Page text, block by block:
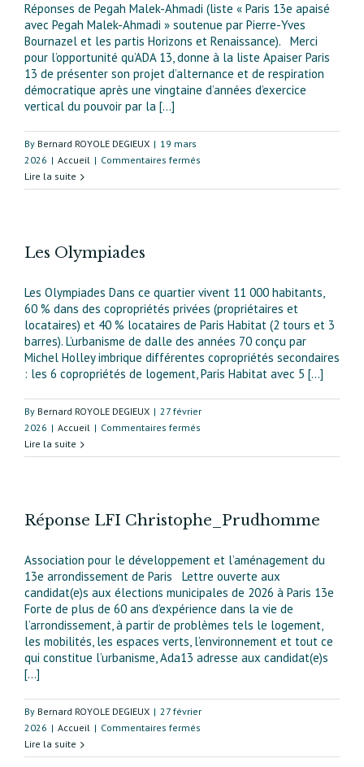
Réponses de Pegah Malek-Ahmadi (liste « Paris 13e apaisé
avec Pegah Malek-Ahmadi » soutenue par Pierre-Yves
Bournazel et les partis Horizons et Renaissance). Merci
pour l’opportunité qu’ADA 13, donne à la liste Apaiser Paris
13 de présenter son projet d’alternance et de respiration
démocratique après une vingtaine d’années d’exercice
vertical du pouvoir par la [...]
By Bernard ROYOLE DEGIEUX | 19 mars
2026 | Accueil | Commentaires fermés
Pegah
Lire la suite
Les Olympiades
Les Olympiades Dans ce quartier vivent 11 000 habitants,
60 % dans des copropriétés privées (propriétaires et
locataires) et 40 % locataires de Paris Habitat (2 tours et 3
barres). L’urbanisme de dalle des années 70 conçu par
Michel Holley imbrique différentes copropriétés secondaires
: les 6 copropriétés de logement, Paris Habitat avec 5 [...]
By Bernard ROYOLE DEGIEUX | 27 février
2026 | Accueil | Commentaires fermés
Olympiades
Lire la suite
Réponse LFI Christophe_Prudhomme
Association pour le développement et l’aménagement du
13e arrondissement de Paris Lettre ouverte aux
candidat(e)s aux élections municipales de 2026 à Paris 13e
Forte de plus de 60 ans d’expérience dans la vie de
l’arrondissement, à partir de problèmes tels le logement,
les mobilités, les espaces verts, l’environnement et tout ce
qui constitue l’urbanisme, Ada13 adresse aux candidat(e)s
[...]
By Bernard ROYOLE DEGIEUX | 27 février
2026 | Accueil | Commentaires fermés
LFI
Lire la suite